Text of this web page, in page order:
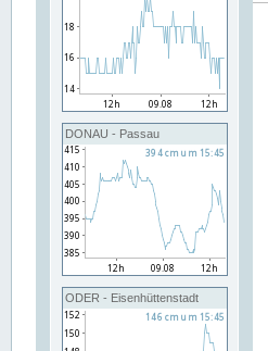
DONAU - Passau
ODER - Eisenhüttenstadt